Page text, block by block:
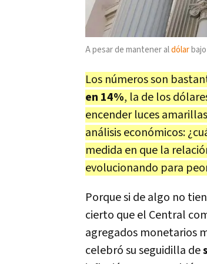
A pesar de mantener aldólar
Los números son
en 14%, la de los
encender luces
análisis económicos:
medida en que la
evolucionando para
Porque si de algo no
cierto que el Central
agregados monetarios
celebró su seguidilla de